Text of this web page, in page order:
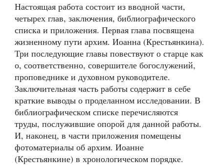
Настоящая работа состоит из вводной части,
четырех глав, заключения, библиографического
списка и приложения. Первая глава посвящена
жизненному пути архим. Иоанна (Крестьянкина).
Три последующие главы повествуют о старце как
о, соответственно, совершителе богослужений,
проповеднике и духовном руководителе.
Заключительная часть работы содержит в себе
краткие выводы о проделанном исследовании. В
библиографическом списке перечисляются
труды, послужившие опорой для данной работы.
И, наконец, в части приложения помещены
фотоматериалы об архим. Иоанне
(Крестьянкине) в хронологическом порядке.